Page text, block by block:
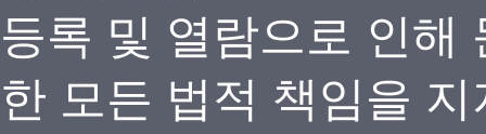
등록 및 열람으로 인해
한 모든 법적 책임을